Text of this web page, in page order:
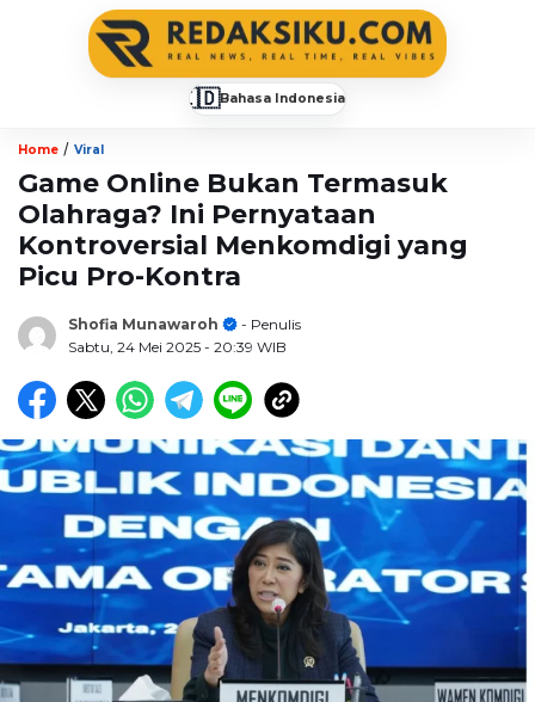
🇮🇩Bahasa Indonesia
Home / Viral
Game Online Bukan Termasuk
Olahraga? Ini Pernyataan
Kontroversial Menkomdigi yang
Picu Pro-Kontra
Shofia Munawaroh
- Penulis
Sabtu, 24 Mei 2025 - 20:39 WIB